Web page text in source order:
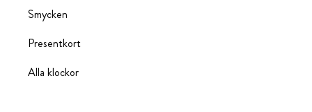
Smycken
Presentkort
Alla klockor